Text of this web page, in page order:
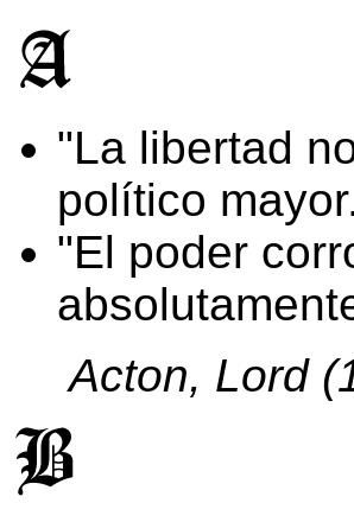
La libertad
político
El poder
Acton, Lord